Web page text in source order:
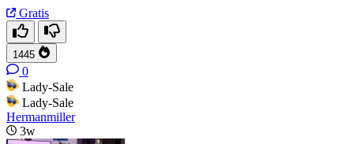
Gratis
1445
0
Lady-Sale
Lady-Sale
Hermanmiller
3w